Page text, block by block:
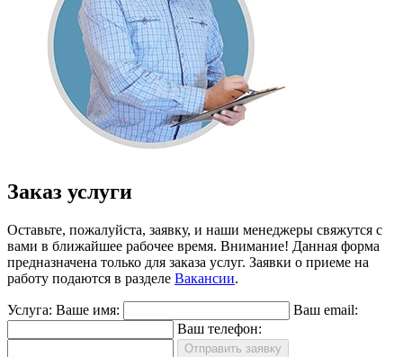
Заказ услуги
Оставьте, пожалуйста, заявку, и наши менеджеры свяжутся с
вами в ближайшее рабочее время. Внимание! Данная форма
предназначена только для заказа услуг. Заявки о приеме на
работу подаются в разделе Вакансии.
Услуга: Ваше имя:
Ваш email:
Ваш телефон:
Отправить заявку